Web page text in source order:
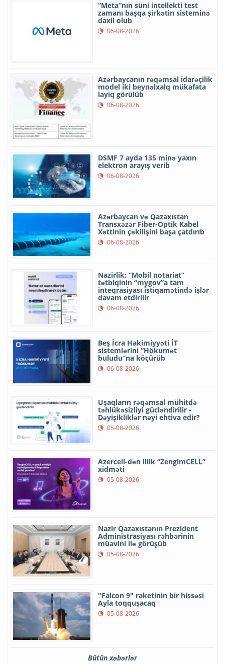
“Meta”nın süni intellekti test
zamanı başqa şirkətin sisteminə
daxil olub
06-08-2026
Azərbaycanın rəqəmsal idarəçilik
model iki beynəlxalq mükafata
layiq görülüb
06-08-2026
DSMF 7 ayda 135 minə yaxın
elektron arayış verib
06-08-2026
Azərbaycan və Qazaxıstan
Transxəzər Fiber-Optik Kabel
Xəttinin çəkilişini başa çatdırıb
06-08-2026
Nazirlik: “Mobil notariat”
tətbiqinin “mygov”a tam
inteqrasiyası istiqamətində işlər
davam etdirilir
06-08-2026
Beş İcra Hakimiyyəti İT
sistemlərini “Hökumət
buludu”na köçürüb
06-08-2026
Uşaqların rəqəmsal mühitdə
təhlükəsizliyi gücləndirilir -
Dəyişikliklər nəyi ehtiva edir?
05-08-2026
Azercell-dən illik “ZengimCELL”
xidməti
05-08-2026
Nazir Qazaxıstanın Prezident
Administrasiyası rəhbərinin
müavini ilə görüşüb
05-08-2026
"Falcon 9" raketinin bir hissəsi
Ayla toqquşacaq
05-08-2026
Bütün xəbərlər